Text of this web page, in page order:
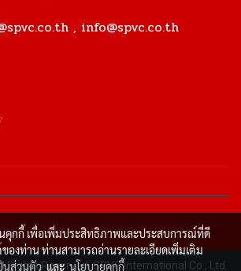
, info@spvc.co.th
Reserved. SPVC International Co., Ltd.
นคุกกี้ เพื่อเพิ่มประสิทธิภาพและประสบการณ์ที่ดี
ของท่าน ท่านสามารถอ่านรายละเอียดเพิ่มเติม
นส่วนตัวและนโยบายคุกกี้